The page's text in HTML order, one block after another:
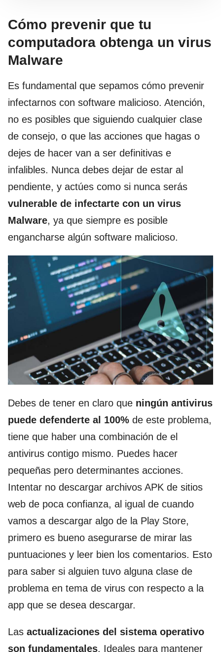
Cómo prevenir que tu
computadora obtenga un virus
Malware
Es fundamental que sepamos cómo prevenir
infectarnos con software malicioso. Atención,
no es posibles que siguiendo cualquier clase
de consejo, o que las acciones que hagas o
dejes de hacer van a ser definitivas e
infalibles. Nunca debes dejar de estar al
pendiente, y actúes como si nunca serás
vulnerable de infectarte con un virus
Malware, ya que siempre es posible
engancharse algún software malicioso.
Debes de tener en claro que ningún antivirus
puede defenderte al 100% de este problema,
tiene que haber una combinación de el
antivirus contigo mismo. Puedes hacer
pequeñas pero determinantes acciones.
Intentar no descargar archivos APK de sitios
web de poca confianza, al igual de cuando
vamos a descargar algo de la Play Store,
primero es bueno asegurarse de mirar las
puntuaciones y leer bien los comentarios. Esto
para saber si alguien tuvo alguna clase de
problema en tema de virus con respecto a la
app que se desea descargar.
Las actualizaciones del sistema operativo
son fundamentales. Ideales para mantener